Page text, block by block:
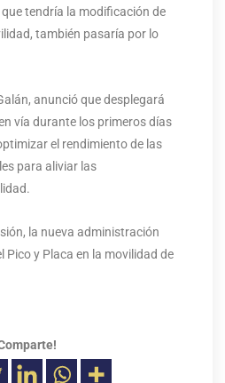
tendría la modificación de
también pasaría por lo
anunció que desplegará
vía durante los primeros días
el rendimiento de las
para aliviar las
la nueva administración
y Placa en la movilidad de